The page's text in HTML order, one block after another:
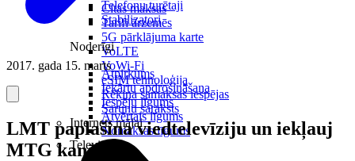
Citas maksas
Tarifi ārzemēs
5G pārklājuma karte
VoLTE
VoWi-Fi
eSIM tehnoloģija
Rēķina samaksas iespējas
Sarunu saraksts
Internets mājai
Telefonu turētaji
Stabilizatori
Noderīgi
Atpirkums
Iekārtu apdrošināšana
Iespēju līgums
Atvērtais līgums
Nomaksas līgums
Televizori
2017. gada 15. marts
LMT paplašina viedtelevīziju un iekļauj
MTG kanālus